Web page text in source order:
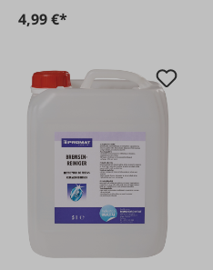
4,99 €*